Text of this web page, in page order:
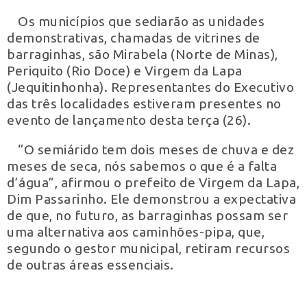
Os municípios que sediarão as unidades
demonstrativas, chamadas de vitrines de
barraginhas, são Mirabela (Norte de Minas),
Periquito (Rio Doce) e Virgem da Lapa
(Jequitinhonha). Representantes do Executivo
das três localidades estiveram presentes no
evento de lançamento desta terça (26).
“O semiárido tem dois meses de chuva e dez
meses de seca, nós sabemos o que é a falta
d’água”, afirmou o prefeito de Virgem da Lapa,
Dim Passarinho. Ele demonstrou a expectativa
de que, no futuro, as barraginhas possam ser
uma alternativa aos caminhões-pipa, que,
segundo o gestor municipal, retiram recursos
de outras áreas essenciais.